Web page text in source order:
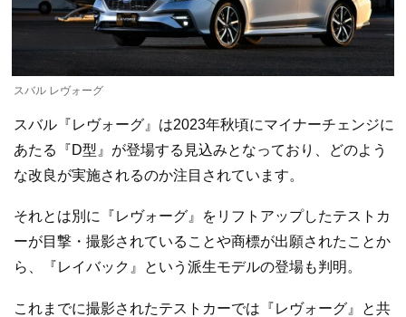
スバル レヴォーグ
スバル『レヴォーグ』は2023年秋頃にマイナーチェンジに
あたる『D型』が登場する見込みとなっており、どのよう
な改良が実施されるのか注目されています。
それとは別に『レヴォーグ』をリフトアップしたテストカ
ーが目撃・撮影されていることや商標が出願されたことか
ら、『レイバック』という派生モデルの登場も判明。
これまでに撮影されたテストカーでは『レヴォーグ』と共